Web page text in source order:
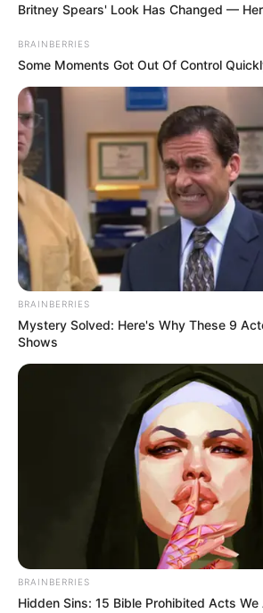
Britney Spears' Look Has Changed —
BRAINBERRIES
Some Moments Got Out Of Control
BRAINBERRIES
Mystery Solved: Here's Why These 9
Shows
BRAINBERRIES
Hidden Sins: 15 Bible Prohibited Acts We